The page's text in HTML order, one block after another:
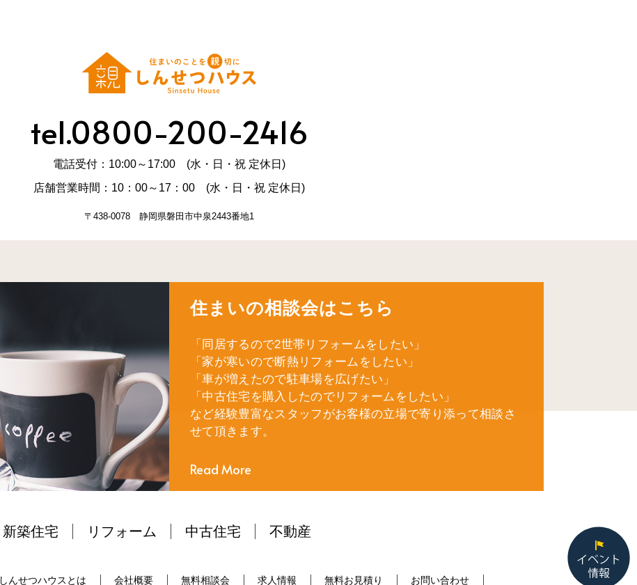
tel.0800-200-2416
電話受付：10:00～17:00 (水・日・祝 定休日)
店舗営業時間：10：00～17：00 (水・日・祝 定休日)
〒438-0078 静岡県磐田市中泉2443番地1
住まいの相談会はこちら
「同居するので2世帯リフォームをしたい」
「家が寒いので断熱リフォームをしたい」
「車が増えたので駐車場を広げたい」
「中古住宅を購入したのでリフォームをしたい」
など経験豊富なスタッフがお客様の立場で寄り添って相談さ
せて頂きます。
Read More
新築住宅 リフォーム 中古住宅 不動産
しんせつハウスとは 会社概要 無料相談会 求人情報 無料お見積り お問い合わせ